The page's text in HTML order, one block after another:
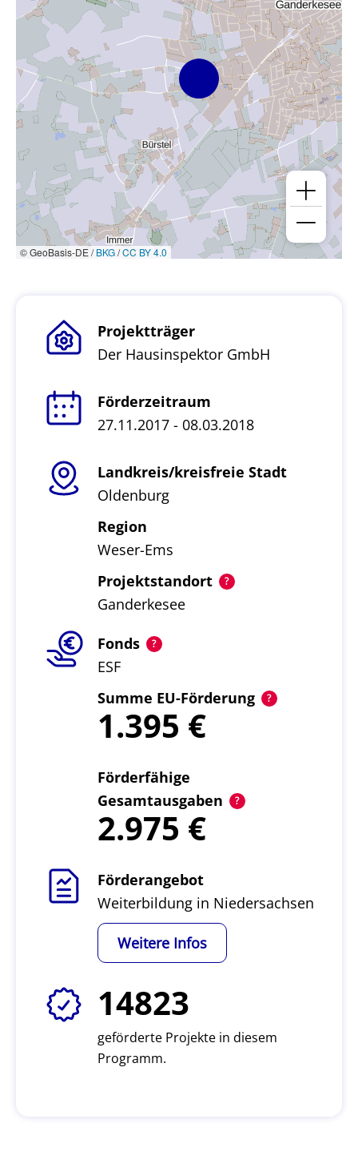
© GeoBasis-DE /BKG/CC BY 4.0
Projektträger
Der Hausinspektor GmbH
Förderzeitraum
27.11.2017 - 08.03.2018
Landkreis/kreisfreie Stadt
Oldenburg
Region
Weser-Ems
Projektstandort
Ganderkesee
Fonds
ESF
Summe EU-Förderung
1.395
Förderfähige
Gesamtausgaben
2.975
Förderangebot
Weiterbildung in Niedersachsen
Weitere Infos
14823
geförderte Projekte in diesem
Programm.